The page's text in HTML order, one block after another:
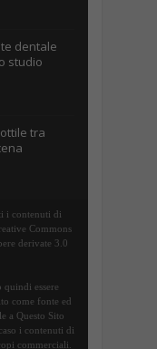
dentale
studio
tra
i contenuti di
Commons
derivate 3.0
essere
come fonte ed
a Questo Sito
i contenuti di
commerciali.